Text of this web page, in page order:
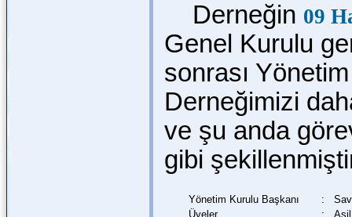
Derneğin 09
Genel Kurulu
sonrası
Derneğimizi
ve şu anda
gibi
Yönetim Kurulu Başkanı :
Üyeler
: